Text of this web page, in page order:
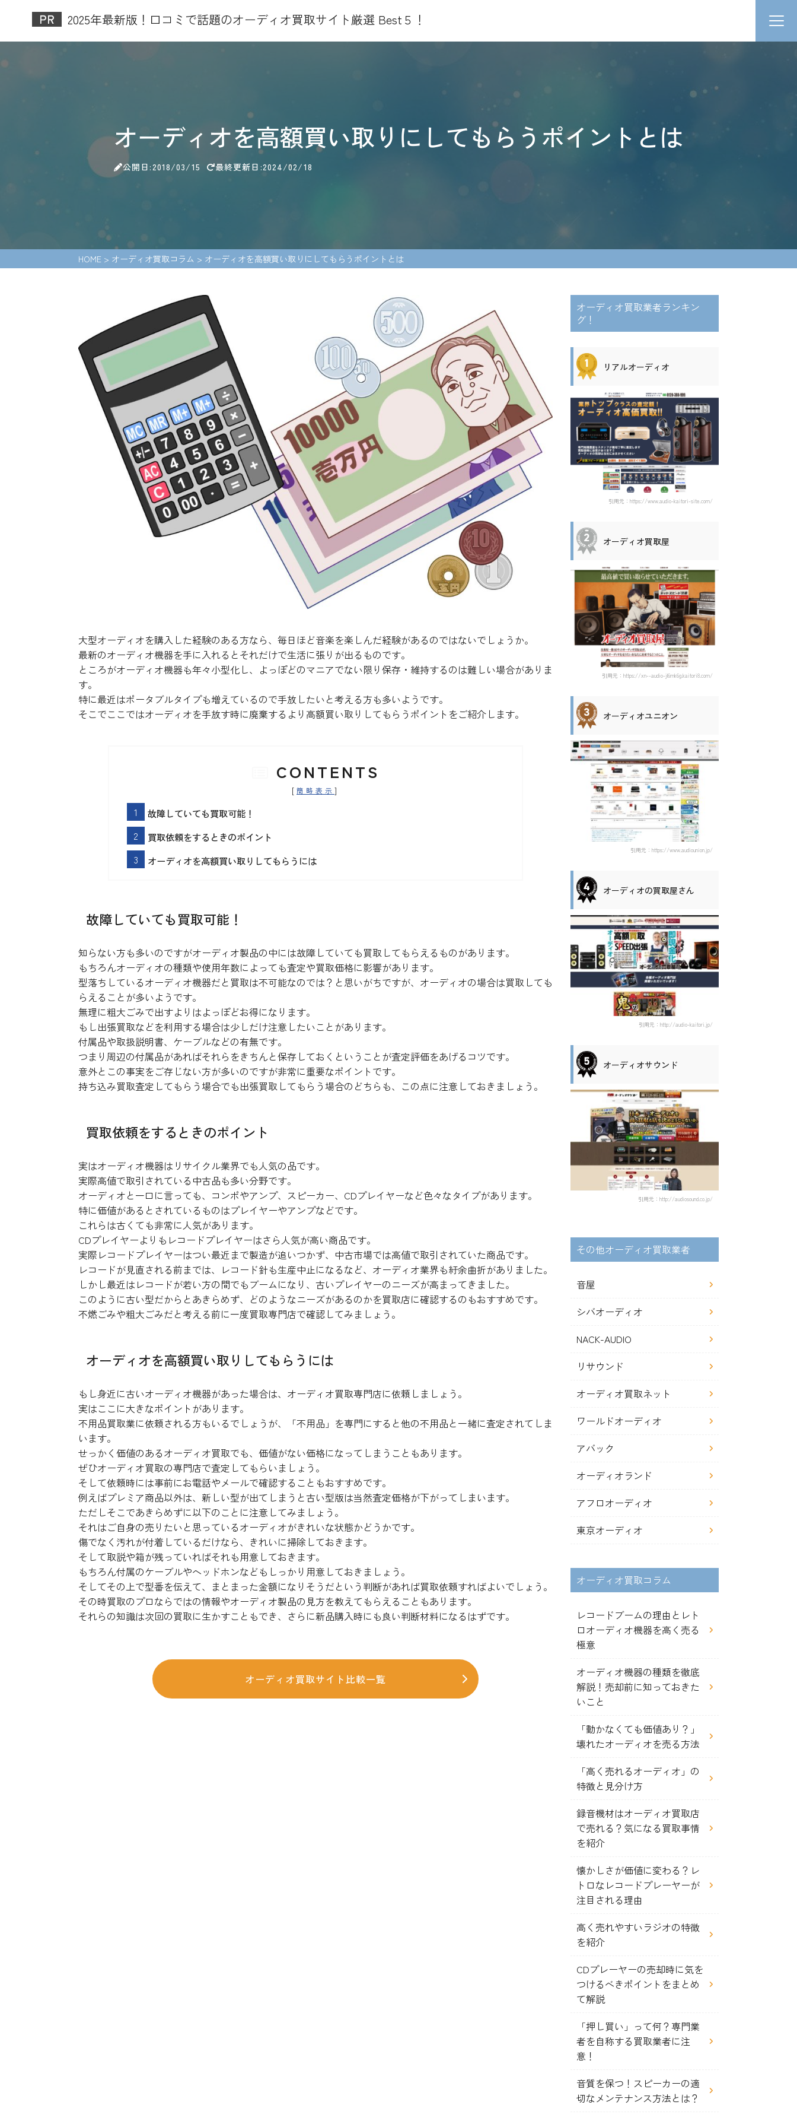
2025年最新版！口コミで話題のオーディオ買取サイト厳選 Best５！
オーディオを高額買い取りにしてもらうポイントとは
公開日:2018/03/15 最終更新日:2024/02/18
HOME > オーディオ買取コラム > オーディオを高額買い取りにしてもらうポイントとは
大型オーディオを購入した経験のある方なら、毎日ほど音楽を楽しんだ経験があるのではないでしょうか。
最新のオーディオ機器を手に入れるとそれだけで生活に張りが出るものです。
ところがオーディオ機器も年々小型化し、よっぽどのマニアでない限り保存・維持するのは難しい場合がありま
す。
特に最近はポータブルタイプも増えているので手放したいと考える方も多いようです。
そこでここではオーディオを手放す時に廃棄するより高額買い取りしてもらうポイントをご紹介します。
CONTENTS
[ 簡略表示 ]
故障していても買取可能！
買取依頼をするときのポイント
オーディオを高額買い取りしてもらうには
故障していても買取可能！
知らない方も多いのですがオーディオ製品の中には故障していても買取してもらえるものがあります。
もちろんオーディオの種類や使用年数によっても査定や買取価格に影響があります。
型落ちしているオーディオ機器だと買取は不可能なのでは？と思いがちですが、オーディオの場合は買取しても
らえることが多いようです。
無理に粗大ごみで出すよりはよっぽどお得になります。
もし出張買取などを利用する場合は少しだけ注意したいことがあります。
付属品や取扱説明書、ケーブルなどの有無です。
つまり周辺の付属品があればそれらをきちんと保存しておくということが査定評価をあげるコツです。
意外とこの事実をご存じない方が多いのですが非常に重要なポイントです。
持ち込み買取査定してもらう場合でも出張買取してもらう場合のどちらも、この点に注意しておきましょう。
買取依頼をするときのポイント
実はオーディオ機器はリサイクル業界でも人気の品です。
実際高値で取引されている中古品も多い分野です。
オーディオと一口に言っても、コンポやアンプ、スピーカー、CDプレイヤーなど色々なタイプがあります。
特に価値があるとされているものはプレイヤーやアンプなどです。
これらは古くても非常に人気があります。
CDプレイヤーよりもレコードプレイヤーはさら人気が高い商品です。
実際レコードプレイヤーはつい最近まで製造が追いつかず、中古市場では高値で取引されていた商品です。
レコードが見直される前までは、レコード針も生産中止になるなど、オーディオ業界も紆余曲折がありました。
しかし最近はレコードが若い方の間でもブームになり、古いプレイヤーのニーズが高まってきました。
このように古い型だからとあきらめず、どのようなニーズがあるのかを買取店に確認するのもおすすめです。
不燃ごみや粗大ごみだと考える前に一度買取専門店で確認してみましょう。
オーディオを高額買い取りしてもらうには
もし身近に古いオーディオ機器があった場合は、オーディオ買取専門店に依頼しましょう。
実はここに大きなポイントがあります。
不用品買取業に依頼される方もいるでしょうが、「不用品」を専門にすると他の不用品と一緒に査定されてしま
います。
せっかく価値のあるオーディオ買取でも、価値がない価格になってしまうこともあります。
ぜひオーディオ買取の専門店で査定してもらいましょう。
そして依頼時には事前にお電話やメールで確認することもおすすめです。
例えばプレミア商品以外は、新しい型が出てしまうと古い型版は当然査定価格が下がってしまいます。
ただしそこであきらめずに以下のことに注意してみましょう。
それはご自身の売りたいと思っているオーディオがきれいな状態かどうかです。
傷でなく汚れが付着しているだけなら、きれいに掃除しておきます。
そして取説や箱が残っていればそれも用意しておきます。
もちろん付属のケーブルやヘッドホンなどもしっかり用意しておきましょう。
そしてその上で型番を伝えて、まとまった金額になりそうだという判断があれば買取依頼すればよいでしょう。
その時買取のプロならではの情報やオーディオ製品の見方を教えてもらえることもあります。
それらの知識は次回の買取に生かすこともでき、さらに新品購入時にも良い判断材料になるはずです。
オーディオ買取サイト比較一覧
オーディオ買取業者ランキン
グ！
リアルオーディオ
引用元：https://www.audio-kaitori-site.com/
オーディオ買取屋
引用元：https://xn--audio-jl6mk6g.kaitori8.com/
オーディオユニオン
引用元：https://www.audiounion.jp/
オーディオの買取屋さん
引用元：http://audio-kaitori.jp/
オーディオサウンド
引用元：http://audiosound.co.jp/
その他オーディオ買取業者
音屋
シバオーディオ
NACK-AUDIO
リサウンド
オーディオ買取ネット
ワールドオーディオ
アバック
オーディオランド
アフロオーディオ
東京オーディオ
オーディオ買取コラム
レコードブームの理由とレト
ロオーディオ機器を高く売る
極意
オーディオ機器の種類を徹底
解説！売却前に知っておきた
いこと
「動かなくても価値あり？」
壊れたオーディオを売る方法
「高く売れるオーディオ」の
特徴と見分け方
録音機材はオーディオ買取店
で売れる？気になる買取事情
を紹介
懐かしさが価値に変わる？レ
トロなレコードプレーヤーが
注目される理由
高く売れやすいラジオの特徴
を紹介
CDプレーヤーの売却時に気を
つけるべきポイントをまとめ
て解説
「押し買い」って何？専門業
者を自称する買取業者に注
意！
音質を保つ！スピーカーの適
切なメンテナンス方法とは？